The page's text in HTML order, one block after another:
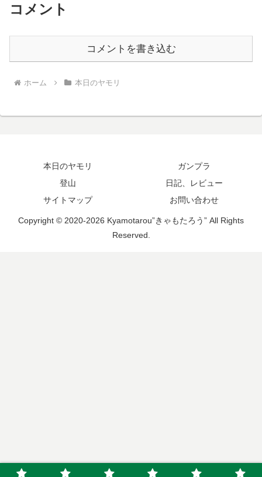
コメント
コメントを書き込む
ホーム 本日のヤモリ
本日のヤモリ
ガンプラ
登山
日記、レビュー
サイトマップ
お問い合わせ
Copyright © 2020-2026 Kyamotarou”きゃもたろう” All Rights
Reserved.